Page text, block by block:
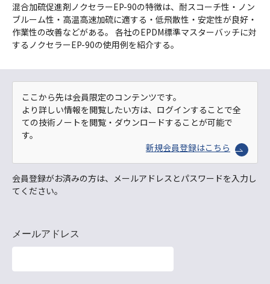
混合加硫促進剤ノクセラーEP-90の特徴は、耐スコーチ性・ノン
ブルーム性・高温高速加硫に適する・低飛散性・安定性が良好・
作業性の改善などがある。 各社のEPDM標準マスターバッチに対
するノクセラーEP-90の使用例を紹介する。
ここから先は会員限定のコンテンツです。
より詳しい情報を閲覧したい方は、ログインすることで全
ての技術ノートを閲覧・ダウンロードすることが可能で
す。
新規会員登録はこちら
会員登録がお済みの方は、メールアドレスとパスワードを入力し
てください。
メールアドレス